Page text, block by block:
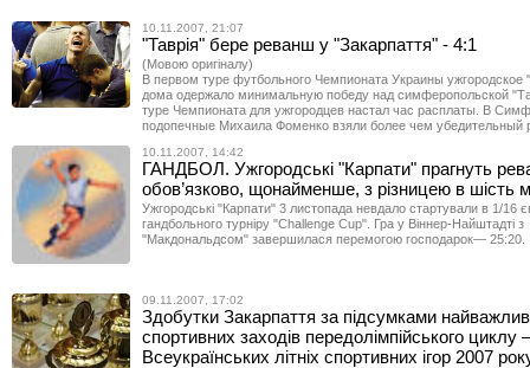
10.11.2007, 21:07
"Таврія" бере реванш у "Закарпаття" - 4:1
(Мовою оригіналу)
В первом туре футбольного Чемпионата Украины ужгородское
дома одержало минимальную победу над симферопольской
туре Чемпионата для ужгородцев настал час расплаты. В
подопечные Михаила Фоменко взяли более чем убедительный
10.11.2007, 14:42
ГАНДБОЛ. Ужгородські "Карпати" прагнуть
обов’язково, щонайменше, з різницею в шість
Ужгородські "Карпати" 3 листопада невдало стартували в 1/16
гандбольного турніру "Challenge Cup". Гра у Віннер-Найштадті з
"Макдональдсом" завершилася перемогою господарок— 25:20.
09.11.2007, 17:02
Здобутки Закарпаття за підсумками
спортивних заходів передолімпійського циклу –
Всеукраїнських літніх спортивних ігор 2007